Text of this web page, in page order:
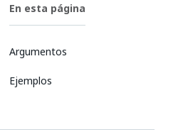
En esta página
Argumentos
Ejemplos